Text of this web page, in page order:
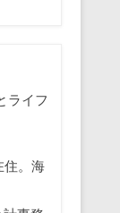
ライフ
住。海